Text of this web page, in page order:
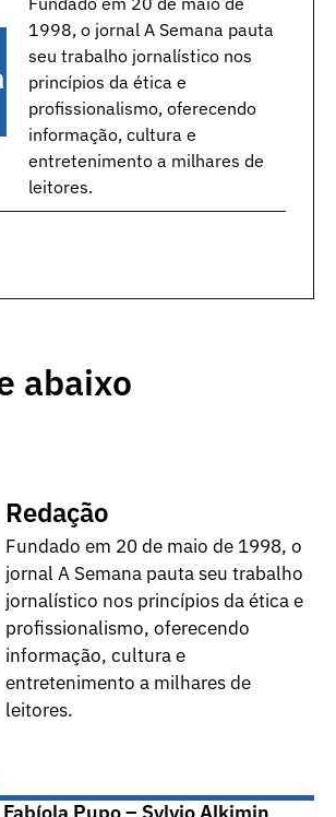
1998, o jornal A Semana pauta
seu trabalho jornalístico nos
princípios da ética e
profissionalismo, oferecendo
informação, cultura e
entretenimento a milhares de
leitores.
abaixo
Redação
Fundado em 20 de maio de 1998, o
jornal A Semana pauta seu trabalho
jornalístico nos princípios da ética e
profissionalismo, oferecendo
informação, cultura e
entretenimento a milhares de
leitores.